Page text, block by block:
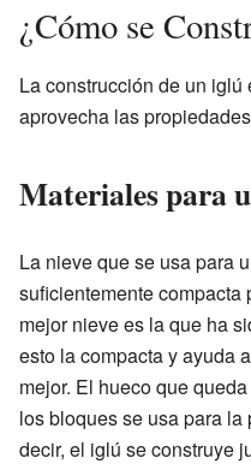
¿Cómo se
La construcción de un
aprovecha las
Materiales para
La nieve que se usa para
suficientemente compacta
mejor nieve es la que ha
esto la compacta y ayuda
mejor. El hueco que
los bloques se usa para
decir, el iglú se construye